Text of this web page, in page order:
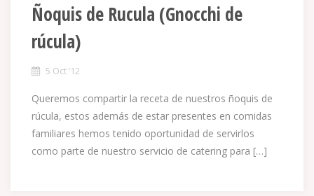
Ñoquis de Rucula (Gnocchi de
rúcula)
5 Oct ’12
Queremos compartir la receta de nuestros ñoquis de
rúcula, estos además de estar presentes en comidas
familiares hemos tenido oportunidad de servirlos
como parte de nuestro servicio de catering para […]